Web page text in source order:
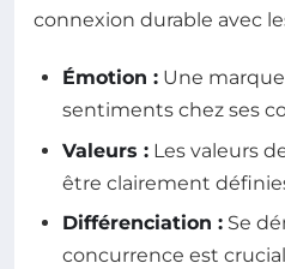
connexion durable avec
Émotion : Une
sentiments chez ses
Valeurs : Les valeurs
être clairement
Différenciation : Se
concurrence est